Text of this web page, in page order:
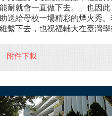
能耐就會一直做下去。」也因
助送給母校一場精彩的煙火秀
維繫下去，也祝福輔大在臺灣
附件下載